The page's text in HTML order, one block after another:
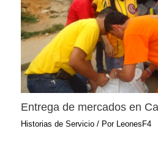
Entrega de mercados en
Historias de Servicio / Por LeonesF4